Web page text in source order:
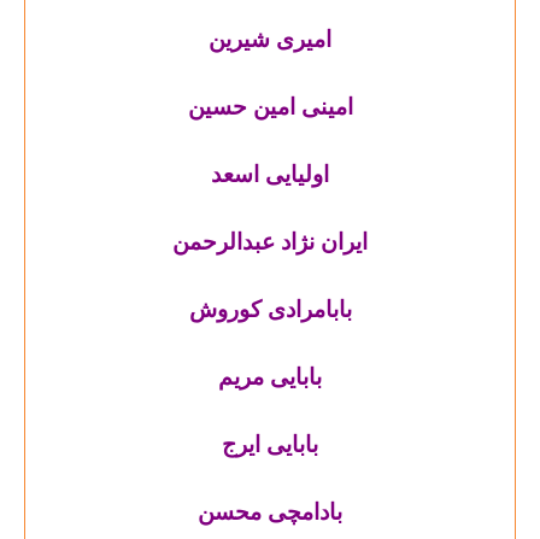
امیری شیرین
امینی امین حسین
اولیایی اسعد
ایران نژاد عبدالرحمن
بابامرادی کوروش
بابایی مریم
بابایی ایرج
بادامچی محسن